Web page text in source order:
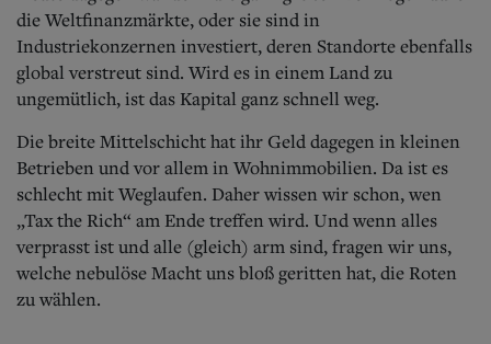
die Weltfinanzmärkte, oder sie sind in
Industriekonzernen investiert, deren Standorte ebenfalls
global verstreut sind. Wird es in einem Land zu
ungemütlich, ist das Kapital ganz schnell weg.
Die breite Mittelschicht hat ihr Geld dagegen in kleinen
Betrieben und vor allem in Wohnimmobilien. Da ist es
schlecht mit Weglaufen. Daher wissen wir schon, wen
„Tax the Rich“ am Ende treffen wird. Und wenn alles
verprasst ist und alle (gleich) arm sind, fragen wir uns,
welche nebulöse Macht uns bloß geritten hat, die Roten
zu wählen.